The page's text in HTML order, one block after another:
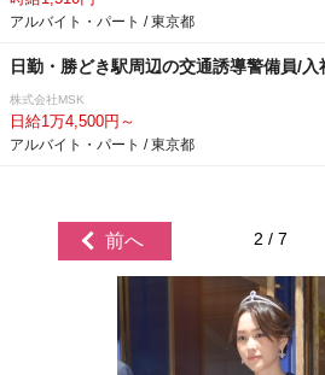
アルバイト・パート / 東京都
日勤・勝どき駅周辺の交通誘導警備員/
株式会社MSK
日給1万4,500円～
アルバイト・パート / 東京都
前へ 2 / 7